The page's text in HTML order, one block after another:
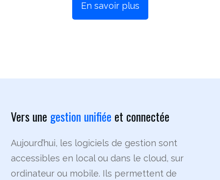
En savoir plus
Vers une gestion unifiée et connectée
Aujourd’hui, les logiciels de gestion sont
accessibles en local ou dans le cloud, sur
ordinateur ou mobile. Ils permettent de